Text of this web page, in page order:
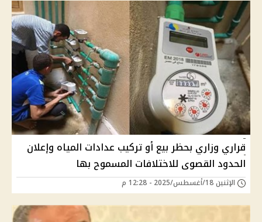
قراري وزاري بحظر بيع أو تركيب عدادات المياه وإعلان
الحدود القصوى للاختلافات المسموح بها
الإثنين 18/أغسطس/2025 - 12:28 م